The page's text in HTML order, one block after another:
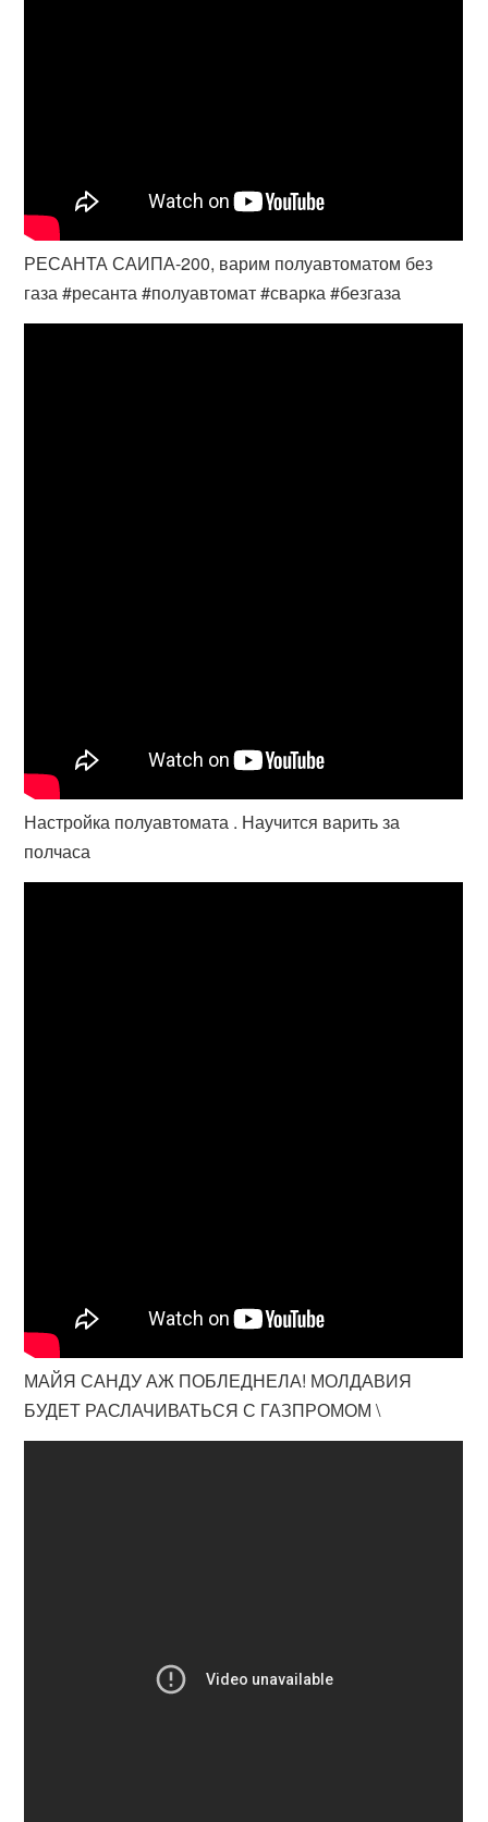
РЕСАНТА САИПА-200, варим полуавтоматом без
газа #ресанта #полуавтомат #сварка #безгаза
Настройка полуавтомата . Научится варить за
полчаса
МАЙЯ САНДУ АЖ ПОБЛЕДНЕЛА! МОЛДАВИЯ
БУДЕТ РАСЛАЧИВАТЬСЯ С ГАЗПРОМОМ \